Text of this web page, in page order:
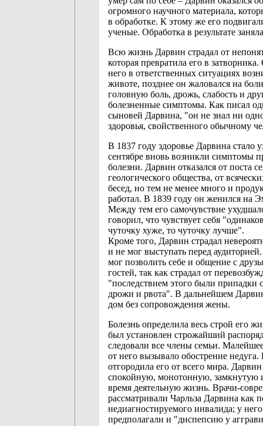
огромного научного материала,
в обработке. К этому же его
ученые. Обработка в результате
Всю жизнь Дарвин страдал от
которая превратила его в
него в ответственных ситуациях
животе, позднее он жаловался на
головную боль, дрожь, слабость и
болезненные симптомы. Как писал
сыновей Дарвина, "он не знал ни
здоровья, свойственного обычному
В 1837 году здоровье Дарвина стало
сентябре вновь возникли симптомы
болезни. Дарвин отказался от поста
геологического общества, от
бесед, но тем не менее много и
работал. В 1839 году он женился на
Между тем его самочувствие
говорил, что чувствует себя
чуточку хуже, то чуточку лучше".
Кроме того, Дарвин страдал
и не мог выступать перед
мог позволить себе и общение с
гостей, так как страдал от
"последствием этого были припадки
дрожи и рвота". В дальнейшем
дом без сопровождения жены.
Болезнь определила весь строй его
был установлен строжайший
следовали все члены семьи.
от него вызывало обострение недуга.
отгородила его от всего мира.
спокойную, монотонную, замкнутую
время деятельную жизнь. Врачи-
рассматривали Чарльза Дарвина как
недиагностируемого инвалида; у него
предполагали и "диспепсию у